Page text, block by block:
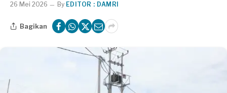
26 Mei 2026 By EDITOR : DAMRI
Bagikan